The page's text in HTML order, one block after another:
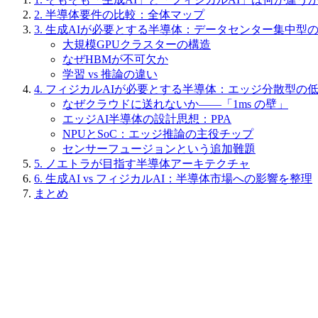
2. 半導体要件の比較：全体マップ
3. 生成AIが必要とする半導体：データセンター集中型
大規模GPUクラスターの構造
なぜHBMが不可欠か
学習 vs 推論の違い
4. フィジカルAIが必要とする半導体：エッジ分散型の
なぜクラウドに送れないか——「1ms の壁」
エッジAI半導体の設計思想：PPA
NPUとSoC：エッジ推論の主役チップ
センサーフュージョンという追加難題
5. ノエトラが目指す半導体アーキテクチャ
6. 生成AI vs フィジカルAI：半導体市場への影響を整理
まとめ